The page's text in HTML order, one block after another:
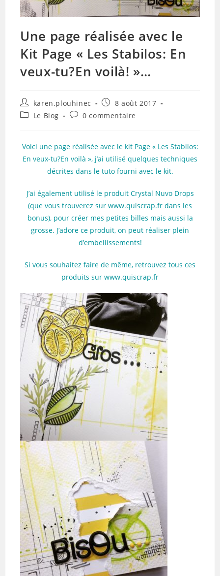
Une page réalisée avec le
Kit Page « Les Stabilos: En
veux-tu?En voilà! »…
Auteur/autrice
de
la
karen.plouhinec
Publication
publiée :
8 août 2017
PostLe Blog
Commentaires
publication :
0 commentaire
Voici une page réalisée avec le kit Page « Les Stabilos:
En veux-tu?En voilà », j’ai utilisé quelques techniques
décrites dans le tuto fourni avec le kit.
J’ai également utilisé le produit Crystal Nuvo Drops
(que vous trouverez sur www.quiscrap.fr dans les
bonus), pour créer mes petites billes mais aussi la
grosse. J’adore ce produit, on peut réaliser plein
d’embellissements!
Si vous souhaitez faire de même, retrouvez tous ces
produits sur www.quiscrap.fr